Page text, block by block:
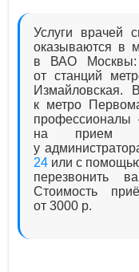
Услуги врачей
оказываются в
в ВАО Москвы:
от станций
Измайловская.
к метро
профессионалы
на прием к
у
24или с
перезвонить
Стоимость
от 3000 р.